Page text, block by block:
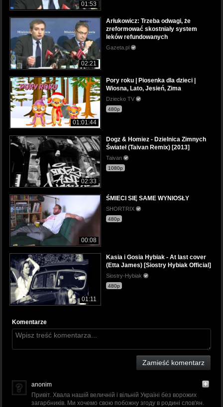
01:53
02:21
Arłukowicz: Trzeba odwagi, że
zreformować skostniały system
leków refundowanych
Gazeta.pl
01:01:44
Pory roku | Piosenka dla dzieci |
Wiosna, Lato, Jesień, Zima
Dziecko TV
480p
02:33
Dogz & Homiez - Dzielnica Zimnych
Świateł (Taivan Remix) [2013]
Taivan
1080p
00:08
ŚMIECI SIĘ SAME WYNIOSŁY
SHORTRIX
480p
01:11
Kasia i Gosia Hybiak - At last cover
(Etta James) [Siostry Hybiak Official]
Siostry-Hybiak
480p
Komentarze
Zamieść komentarz
anonim
Привіт. Хвала нашій величній і вільній Україні без ворожих
загарбників. Ми хочемо свою побожну згоду в родині слов'ян.